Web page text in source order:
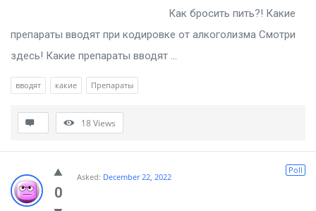
Как бросить пить?! Какие
препараты вводят при кодировке от алкоголизма Смотри
здесь! Какие препараты вводят ...
вводят какие Препараты
18Views
0
Poll
Asked: December 22, 2022